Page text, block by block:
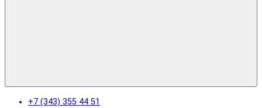
+7 (343) 355 44 51